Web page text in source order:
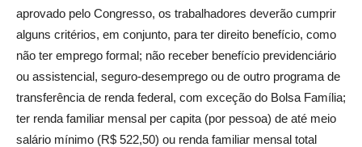
aprovado pelo Congresso, os trabalhadores deverão cumprir
alguns critérios, em conjunto, para ter direito benefício, como
não ter emprego formal; não receber benefício previdenciário
ou assistencial, seguro-desemprego ou de outro programa de
transferência de renda federal, com exceção do Bolsa Família;
ter renda familiar mensal per capita (por pessoa) de até meio
salário mínimo (R$ 522,50) ou renda familiar mensal total